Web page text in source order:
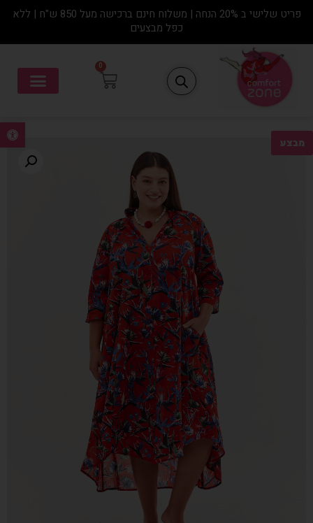
פתח
פריט שלישי ב 20% הנחה | משלוח חינם ברכישה מעל 850 ש"ח | ללא
כפל מבצעים
0
מבצע